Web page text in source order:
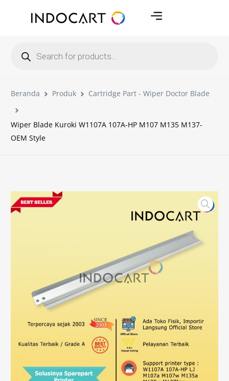
Beranda Produk Cartridge Part - Wiper Doctor Blade
Wiper Blade Kuroki W1107A 107A-HP M107 M135 M137-
OEM Style